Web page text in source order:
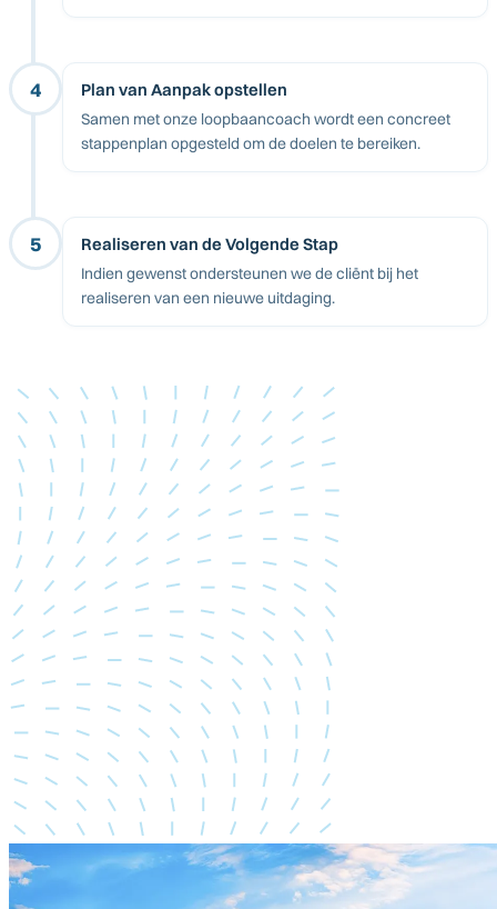
4 Plan van Aanpak opstellen
Samen met onze loopbaancoach wordt een concreet
stappenplan opgesteld om de doelen te bereiken.
5 Realiseren van de Volgende Stap
Indien gewenst ondersteunen we de cliënt bij het
realiseren van een nieuwe uitdaging.